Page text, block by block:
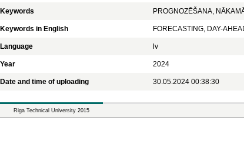
Keywords
PROGNOZĒŠANA,
Keywords in English FORECASTING, DAY-
Language lv
Year 2024
Date and time of uploading 30.05.2024 00:38:30
Riga Technical University 2015